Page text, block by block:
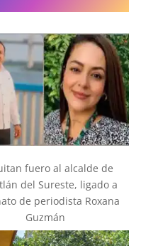
fuero al alcalde de
del Sureste, ligado a
de periodista Roxana
Guzmán